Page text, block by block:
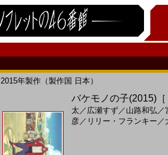
2015年製作（製作国 日本）
バケモノの子(2015)
太 ／ 広瀬すず／ 山路和弘 ／
彦／ リリー・フランキー ／